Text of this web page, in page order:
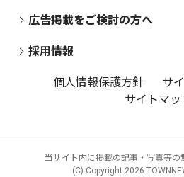
広告掲載をご検討の方へ
採用情報
個人情報保護方針
サ
サイトマッ
当サイト内に掲載の記事・写真等の
(C) Copyright 2026